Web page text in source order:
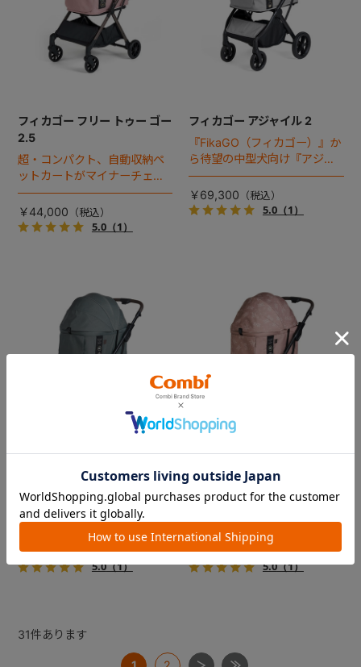
フィカゴー フリー トゥー ゴー
2.5
超・コンパクト、自動収納ペ
ットカートがマイナーチェン
ジ！
￥44,000
5.0（1）
フィカゴー アジャイル 2
『FikaGO（フィカゴー）』か
ら待望の中型犬向け『アジャ
イル２』 登場！耐荷重30kg
で、しかも1秒・自動収納機能
搭載！！
￥69,300
5.0（1）
フィカゴー アジャイル 2
『FikaGO（フィカゴー）』か
ら待望の中型犬向け『アジャ
イル２』 登場！耐荷重30kg
で、しかも1秒・自動収納機能
搭載！！
￥69,300
5.0（1）
フィカゴー アジャイル 2
『FikaGO（フィカゴー）』か
イル２』 登場！耐荷重30kg
で、しかも1秒・自動収納機能
搭載！！
￥69,300
5.0（1）
31件あります